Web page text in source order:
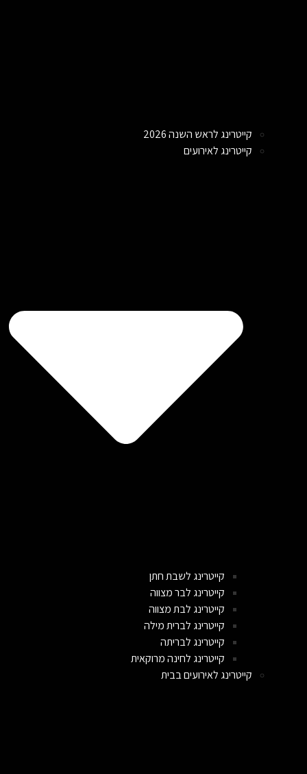
קייטרינג לראש השנה 2026
קייטרינג לאירועים
קייטרינג לשבת חתן
קייטרינג לבר מצווה
קייטרינג לבת מצווה
קייטרינג לברית מילה
קייטרינג לבריתה
קייטרינג לחינה מרוקאית
קייטרינג לאירועים בבית